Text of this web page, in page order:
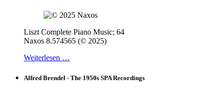
Liszt Complete Piano Music; 64
Naxos 8.574565 (© 2025)
Weiterlesen …
Alfred Brendel - The 1950s SPA Recordings